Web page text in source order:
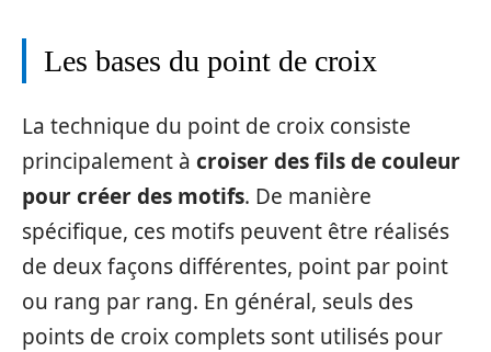
Les bases du point de croix
La technique du point de croix consiste
principalement à croiser des fils de couleur
pour créer des motifs. De manière
spécifique, ces motifs peuvent être réalisés
de deux façons différentes, point par point
ou rang par rang. En général, seuls des
points de croix complets sont utilisés pour